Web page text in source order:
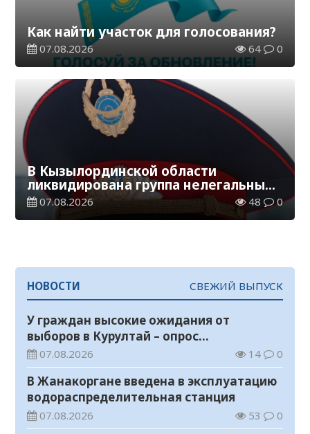
Как найти участок для голосования?
07.08.2026 64 0
В Кызылординской области
ликвидирована группа нелегальных
добытчиков золота
07.08.2026 48 0
НОВОСТИ СВЕЖИЙ ВЫПУСК
У граждан высокие ожидания от
выборов в Курултай – опрос
общественного мнения
07.08.2026 14 0
В Жанакоргане введена в эксплуатацию
водораспределительная станция
07.08.2026 53 0